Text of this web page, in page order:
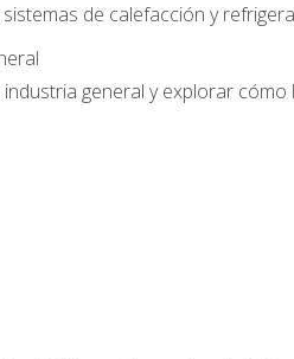
de calefacción y
general y explorar